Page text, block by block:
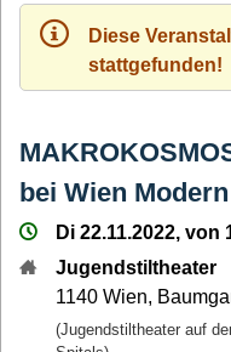
Diese
stattgefunden!
bei Wien
Di 22.11.2022, von
Jugendstiltheater
1140 Wien,
(Jugendstiltheater auf